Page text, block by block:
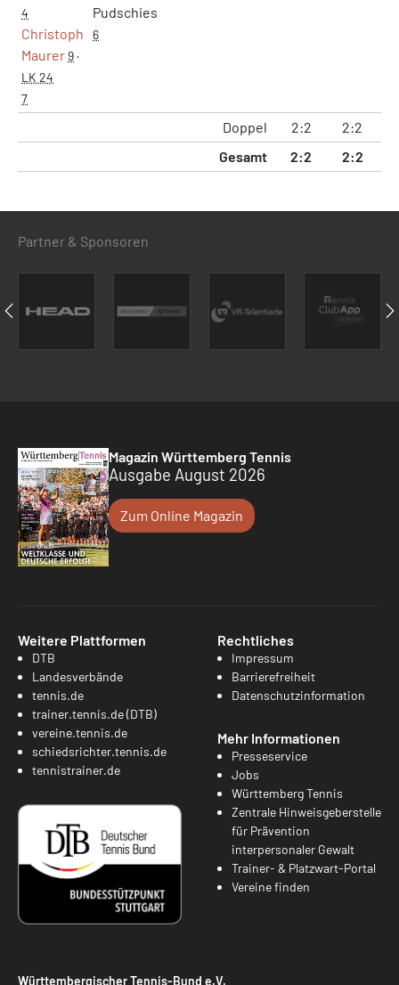
4
Christoph
Maurer9·
LK 24
7
Pudschies
6
Doppel 2:2 2:2
Gesamt
2:2 2:2
Partner & Sponsoren
Magazin Württemberg Tennis
Ausgabe August 2026
Zum Online Magazin
Weitere Plattformen
DTB
Landesverbände
tennis.de
trainer.tennis.de (DTB)
vereine.tennis.de
schiedsrichter.tennis.de
tennistrainer.de
Rechtliches
Impressum
Barrierefreiheit
Datenschutzinformation
Mehr Informationen
Presseservice
Jobs
Württemberg Tennis
Zentrale Hinweisgeberstelle
für Prävention
interpersonaler Gewalt
Trainer- & Platzwart-Portal
Vereine finden
Württembergischer Tennis-Bund e.V.